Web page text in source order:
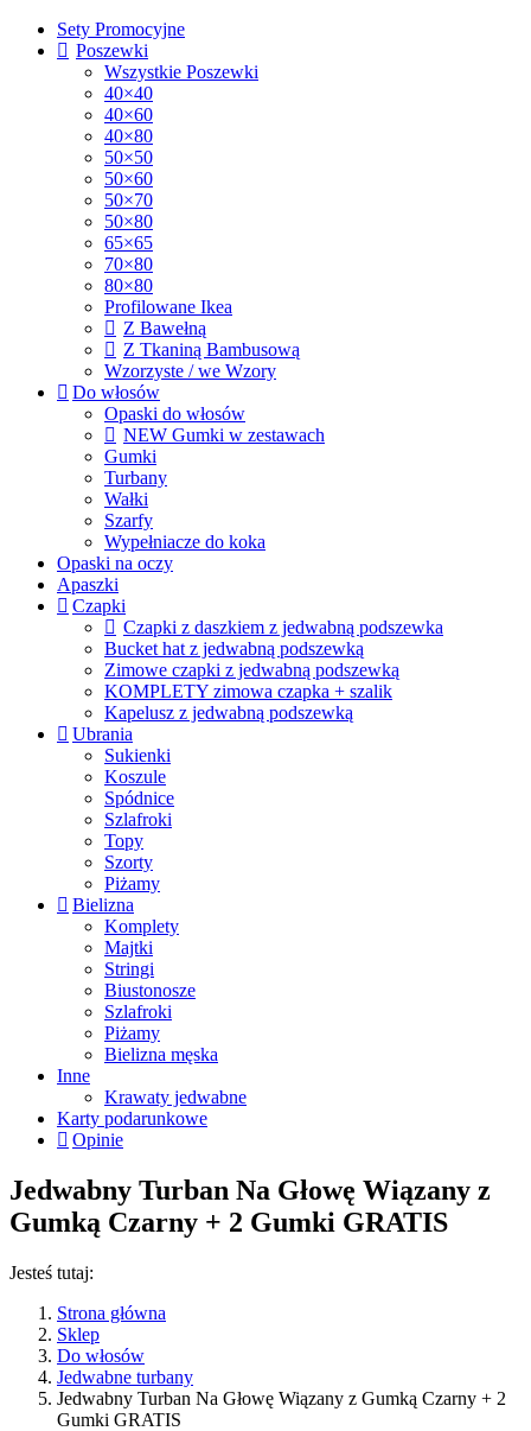
Sety Promocyjne
Poszewki
Wszystkie Poszewki
40×40
40×60
40×80
50×50
50×60
50×70
50×80
65×65
70×80
80×80
Profilowane Ikea
Z Bawełną
Z Tkaniną Bambusową
Wzorzyste / we Wzory
Do włosów
Opaski do włosów
NEW Gumki w zestawach
Gumki
Turbany
Wałki
Szarfy
Wypełniacze do koka
Opaski na oczy
Apaszki
Czapki
Czapki z daszkiem z jedwabną podszewka
Bucket hat z jedwabną podszewką
Zimowe czapki z jedwabną podszewką
KOMPLETY zimowa czapka + szalik
Kapelusz z jedwabną podszewką
Ubrania
Sukienki
Koszule
Spódnice
Szlafroki
Topy
Szorty
Piżamy
Bielizna
Komplety
Majtki
Stringi
Biustonosze
Szlafroki
Piżamy
Bielizna męska
Inne
Krawaty jedwabne
Karty podarunkowe
Opinie
Jedwabny Turban Na Głowę Wiązany z
Gumką Czarny + 2 Gumki GRATIS
Jesteś tutaj:
Strona główna
Sklep
Do włosów
Jedwabne turbany
Jedwabny Turban Na Głowę Wiązany z Gumką Czarny + 2
Gumki GRATIS